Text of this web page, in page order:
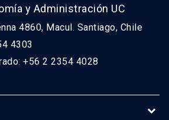
y Administración UC
4860, Macul. Santiago, Chile
4303
+56 2 2354 4028